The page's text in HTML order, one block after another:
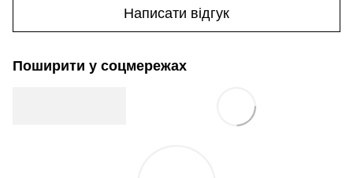
Написати відгук
Поширити у соцмережах